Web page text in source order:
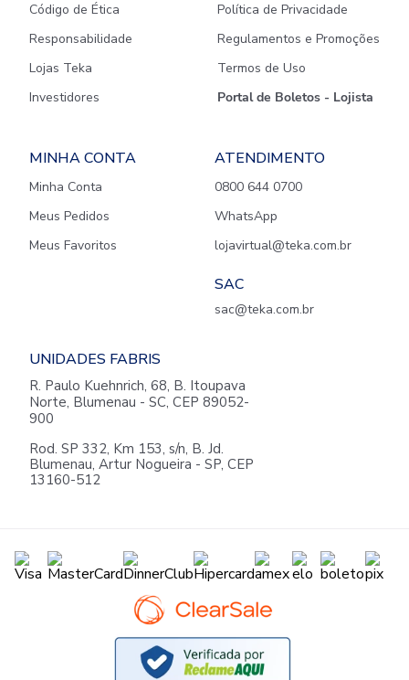
Código de Ética
Responsabilidade
Lojas Teka
Investidores
Política de Privacidade
Regulamentos e Promoções
Termos de Uso
Portal de Boletos - Lojista
MINHA CONTA
Minha Conta
Meus Pedidos
Meus Favoritos
ATENDIMENTO
0800 644 0700
WhatsApp
lojavirtual@teka.com.br
SAC
sac@teka.com.br
UNIDADES FABRIS
R. Paulo Kuehnrich, 68, B. Itoupava
Norte, Blumenau - SC, CEP 89052-
900
Rod. SP 332, Km 153, s/n, B. Jd.
Blumenau, Artur Nogueira - SP, CEP
13160-512